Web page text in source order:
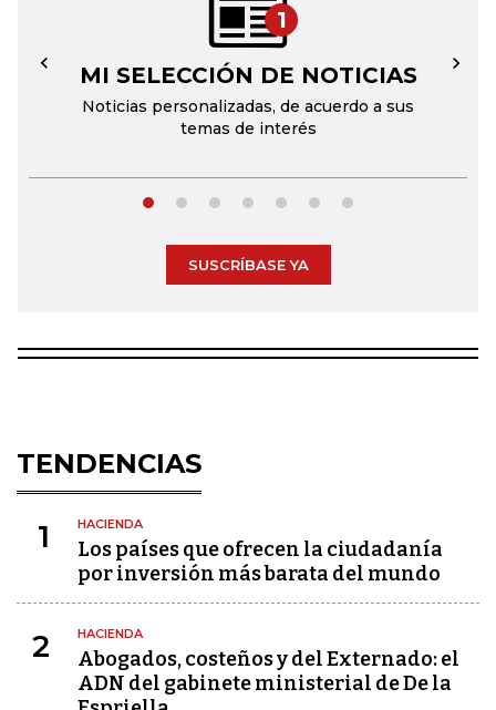
1
MI SELECCIÓN DE NOTICIAS
Noticias personalizadas, de acuerdo a sus
temas de interés
← →
SUSCRÍBASE YA
TENDENCIAS
1 HACIENDA
Los países que ofrecen la ciudadanía
por inversión más barata del mundo
2 HACIENDA
Abogados, costeños y del Externado: el
ADN del gabinete ministerial de De la